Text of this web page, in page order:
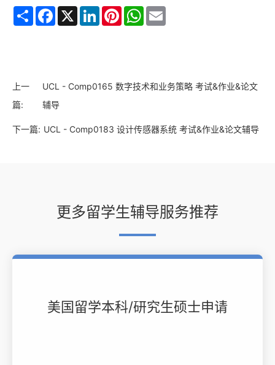
Share Facebook
X LinkedInPinterestWhatsApp
上一
篇:
UCL - Comp0165 数字技术和业务策略 考试&作业&论文
辅导
下一篇: UCL - Comp0183 设计传感器系统 考试&作业&论文辅导
更多留学生辅导服务推荐
美国留学本科/研究生硕士申请